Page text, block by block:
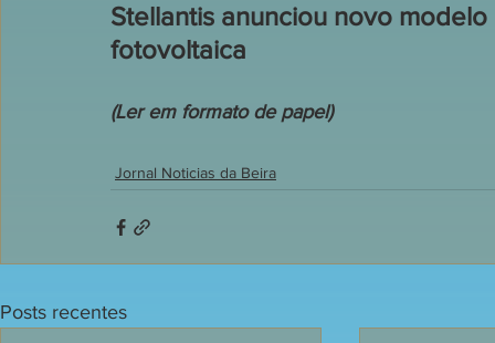
Stellantis anunciou novo
fotovoltaica
(Ler em formato de papel)
Jornal Noticias da Beira
Posts recentes